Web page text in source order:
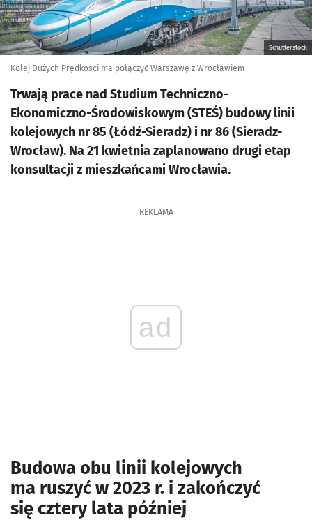
Schutterstock
Kolej Dużych Prędkości ma połączyć Warszawę z Wrocławiem
Trwają prace nad Studium Techniczno-
Ekonomiczno-Środowiskowym (STEŚ) budowy linii
kolejowych nr 85 (Łódź-Sieradz) i nr 86 (Sieradz-
Wrocław). Na 21 kwietnia zaplanowano drugi etap
konsultacji z mieszkańcami Wrocławia.
REKLAMA
ad
Budowa obu linii kolejowych
ma ruszyć w 2023 r. i zakończyć
się cztery lata później